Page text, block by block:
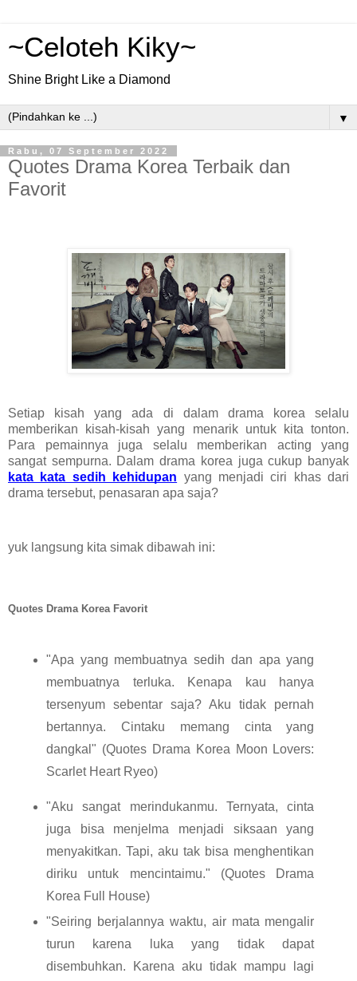
~Celoteh Kiky~
Shine Bright Like a Diamond
▼
Rabu, 07 September 2022
Quotes Drama Korea Terbaik dan
Favorit
Setiap kisah yang ada di dalam drama korea selalu
memberikan kisah-kisah yang menarik untuk kita tonton.
Para pemainnya juga selalu memberikan acting yang
kata kata sedih kehidupan yang menjadi ciri khas dari
drama tersebut, penasaran apa saja?
yuk langsung kita simak dibawah ini:
Quotes Drama Korea Favorit
"Apa yang membuatnya sedih dan apa yang
membuatnya terluka. Kenapa kau hanya
tersenyum sebentar saja? Aku tidak pernah
bertannya. Cintaku memang cinta yang
dangkal" (Quotes Drama Korea Moon Lovers:
Scarlet Heart Ryeo)
"Aku sangat merindukanmu. Ternyata, cinta
juga bisa menjelma menjadi siksaan yang
menyakitkan. Tapi, aku tak bisa menghentikan
diriku untuk mencintaimu." (Quotes Drama
Korea Full House)
"Seiring berjalannya waktu, air mata mengalir
turun karena luka yang tidak dapat
disembuhkan. Karena aku tidak mampu lagi